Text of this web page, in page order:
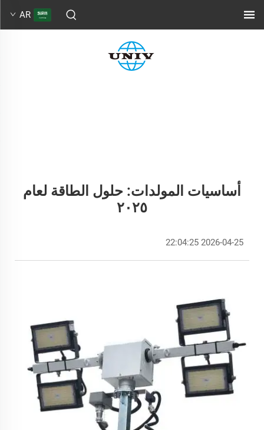
AR
أساسيات المولدات: حلول الطاقة لعام
٢٠٢٥
2026-04-25 22:04:25